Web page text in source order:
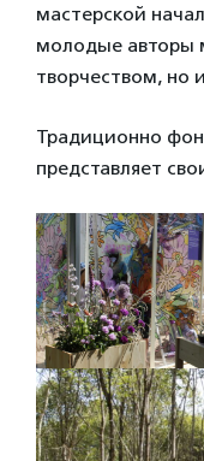
мастерской
молодые авторы
творчеством, но
Традиционно
представляет